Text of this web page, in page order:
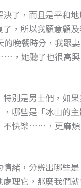
了，而且是平和
，所以我願意顧
晚餐時分，我跟
，她聽了也很高
別是男士們，如
哪些是「冰山的
不快樂……，更麻
緒，分辨出哪些
理它，那麼我們